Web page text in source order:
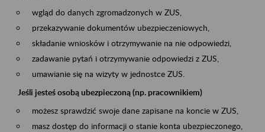
wgląd do danych zgromadzonych w ZUS,
przekazywanie dokumentów ubezpieczeniowych,
składanie wniosków i otrzymywanie na nie odpowiedzi,
zadawanie pytań i otrzymywanie odpowiedzi z ZUS,
umawianie się na wizyty w jednostce ZUS.
Jeśli jesteś osobą ubezpieczoną (np. pracownikiem)
możesz sprawdzić swoje dane zapisane na koncie w ZUS,
masz dostęp do informacji o stanie konta ubezpieczonego,